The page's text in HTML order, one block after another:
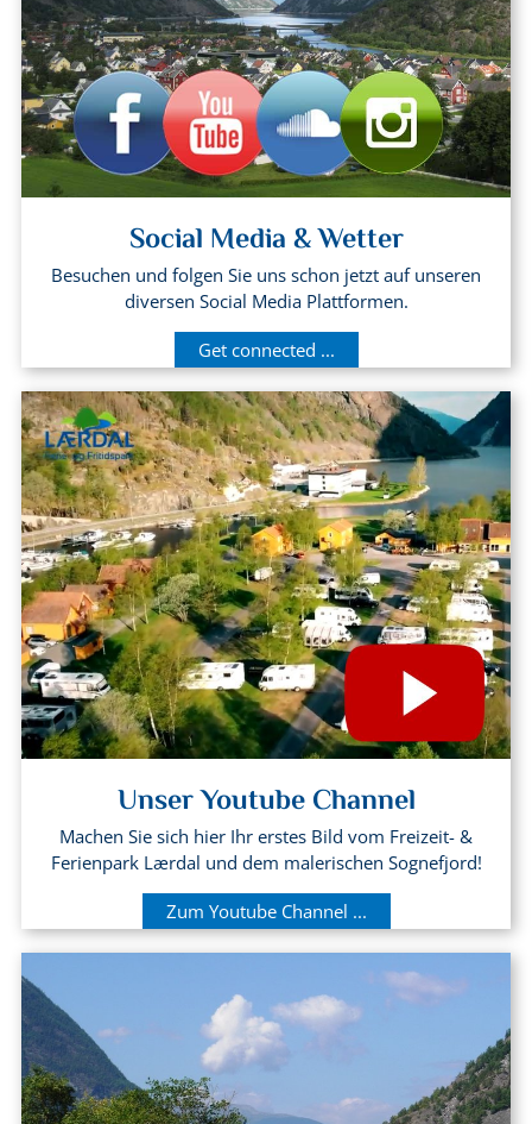
Social Media & Wetter
Besuchen und folgen Sie uns schon jetzt auf unseren
diversen Social Media Plattformen.
Get connected ...
Unser Youtube Channel
Machen Sie sich hier Ihr erstes Bild vom Freizeit- &
Ferienpark Lærdal und dem malerischen Sognefjord!
Zum Youtube Channel ...